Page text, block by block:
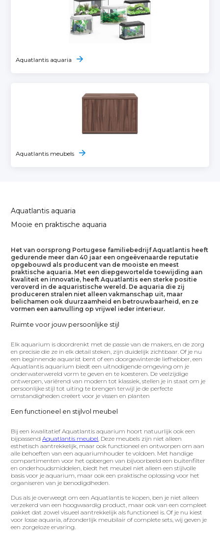
Aquatlantis aquaria
Aquatlantis meubels
Aquatlantis aquaria
Mooie en praktische aquaria
Het van oorsprong Portugese familiebedrijf Aquatlantis heeft
gedurende meer dan 40 jaar een ongeëvenaarde reputatie
opgebouwd als producent van de mooiste en meest
praktische aquaria. Met een diepgewortelde toewijding aan
kwaliteit en innovatie, heeft Aquatlantis een sterke positie
veroverd in de aquaristische wereld. De aquaria die zij
produceren stralen niet alleen vakmanschap uit, maar
belichamen ook duurzaamheid en betrouwbaarheid, en ze
vormen een aanvulling op vrijwel ieder interieur.
Ruimte voor jouw persoonlijke stijl
Elk aquarium is doordrenkt met de passie van de makers, en de zorg
en precisie die ze in elk detail steken, zijn duidelijk zichtbaar. Of je nu
een beginnende aquarist bent of een doorgewinterde liefhebber, een
Aquatlantis aquarium biedt een uitnodigende omgeving om je
onderwaterwereld vorm te geven en te koesteren. De veelzijdige
ontwerpen, variërend van modern tot klassiek, stellen je in staat om je
persoonlijke stijl tot uiting te brengen terwijl je de perfecte
omstandigheden creëert voor je vissen en planten
Een functioneel en stijlvol meubel
Bij een kwalitatief Aquatlantis aquarium hoort natuurlijk ook een
bijpassendAquatlantis meubel. Deze meubels zijn niet alleen
esthetisch aantrekkelijk, maar ook functioneel en ontworpen om aan
alle behoeften van een aquariumhouder te voldoen. Met handige
compartimenten voor het opbergen van bijvoorbeeld een buitenfilter
en onderhoudsmiddelen, biedt het meubel niet alleen een stijlvolle
basis voor je aquarium, maar ook een praktische oplossing voor het
organiseren van je benodigdheden.
Dus als je overweegt om een Aquatlantis te kopen, ben je niet alleen
verzekerd van een hoogwaardig product, maar ook van een compleet
pakket dat zowel visueel aantrekkelijk als functioneel is. Of je nu kiest
voor losse aquaria, afzonderlijk meubilair of complete sets, wij geven je
een zorgeloze ervaring.